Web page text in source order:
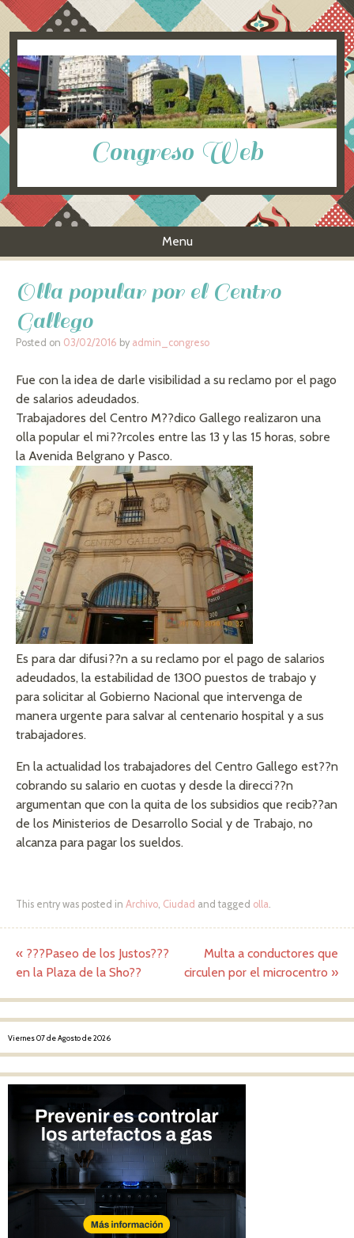
Congreso Web
Menu
Olla popular por el Centro
Gallego
Posted on 03/02/2016 by admin_congreso
Fue con la idea de darle visibilidad a su reclamo por el pago
de salarios adeudados.
Trabajadores del Centro M??dico Gallego realizaron una
olla popular el mi??rcoles entre las 13 y las 15 horas, sobre
la Avenida Belgrano y Pasco.
Es para dar difusi??n a su reclamo por el pago de salarios
adeudados, la estabilidad de 1300 puestos de trabajo y
para solicitar al Gobierno Nacional que intervenga de
manera urgente para salvar al centenario hospital y a sus
trabajadores.
En la actualidad los trabajadores del Centro Gallego est??n
cobrando su salario en cuotas y desde la direcci??n
argumentan que con la quita de los subsidios que recib??an
de los Ministerios de Desarrollo Social y de Trabajo, no
alcanza para pagar los sueldos.
This entry was posted in Archivo, Ciudad and tagged olla.
Post navigation
« ???Paseo de los Justos???
en la Plaza de la Sho??
Multa a conductores que
circulen por el microcentro »
Viernes 07 de Agosto de 2026